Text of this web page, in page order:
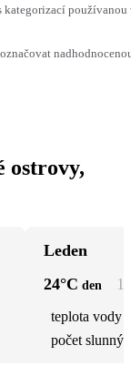
ostrovy,
Leden
24°C den
teplota vody
počet